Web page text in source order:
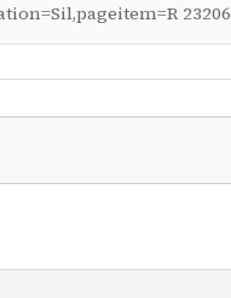
23206